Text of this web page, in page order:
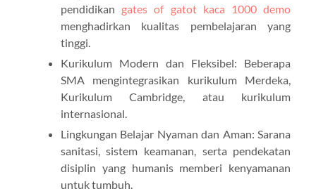
pendidikan gates of gatot kaca 1000 demo
menghadirkan kualitas pembelajaran yang
tinggi.
Kurikulum Modern dan Fleksibel: Beberapa
SMA mengintegrasikan kurikulum Merdeka,
Kurikulum Cambridge, atau kurikulum
internasional.
Lingkungan Belajar Nyaman dan Aman: Sarana
sanitasi, sistem keamanan, serta pendekatan
disiplin yang humanis memberi kenyamanan
untuk tumbuh.